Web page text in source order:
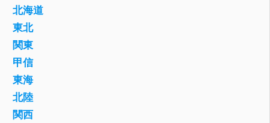
北海道
東北
関東
甲信
東海
北陸
関西